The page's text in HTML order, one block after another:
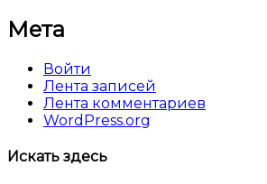
Мета
Войти
Лента записей
Лента комментариев
WordPress.org
Искать здесь